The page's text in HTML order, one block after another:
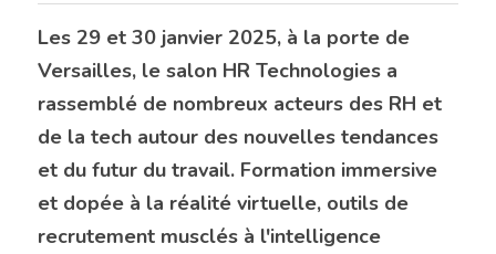
Les 29 et 30 janvier 2025, à la porte de
Versailles, le salon HR Technologies a
rassemblé de nombreux acteurs des RH et
de la tech autour des nouvelles tendances
et du futur du travail. Formation immersive
et dopée à la réalité virtuelle, outils de
recrutement musclés à l'intelligence